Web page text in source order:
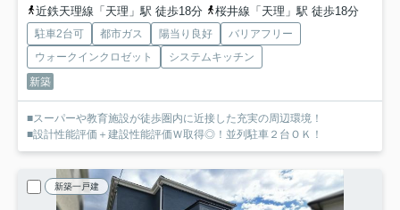
近鉄天理線「天理」駅 徒歩18分
桜井線「天理」駅 徒歩18分
駐車2台可 都市ガス 陽当り良好
バリアフリー
ウォークインクロゼット
システムキッチン
新築
■スーパーや教育施設が徒歩圏内に近接した充実の周辺環境！
■設計性能評価＋建設性能評価Ｗ取得◎！並列駐車２台ＯＫ！
新築一戸建